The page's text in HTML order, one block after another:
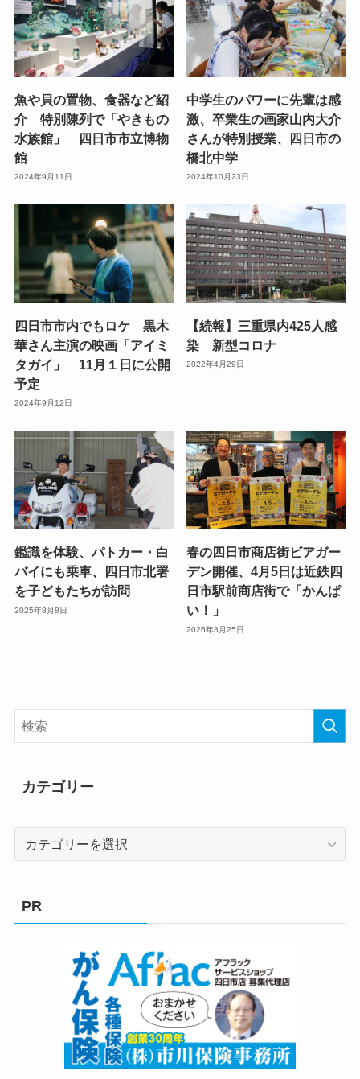
魚や貝の置物、食器など紹
介 特別陳列で「やきもの
水族館」 四日市市立博物
館
2024年9月11日
中学生のパワーに先輩は感
激、卒業生の画家山内大介
さんが特別授業、四日市の
橋北中学
2024年10月23日
四日市市内でもロケ 黒木
華さん主演の映画「アイミ
タガイ」 11月１日に公開
予定
2024年9月12日
【続報】三重県内425人感
染 新型コロナ
2022年4月29日
鑑識を体験、パトカー・白
バイにも乗車、四日市北署
を子どもたちが訪問
2025年8月8日
春の四日市商店街ビアガー
デン開催、4月5日は近鉄四
日市駅前商店街で「かんぱ
い！」
2026年3月25日
カテゴリー
PR